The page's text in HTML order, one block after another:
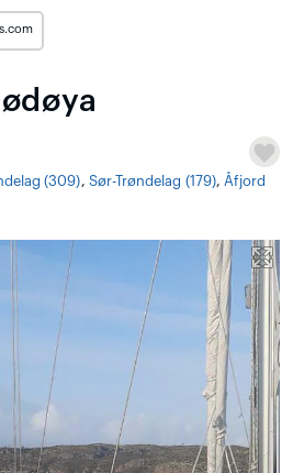
(309), Sør-Trøndelag (179), Åfjord